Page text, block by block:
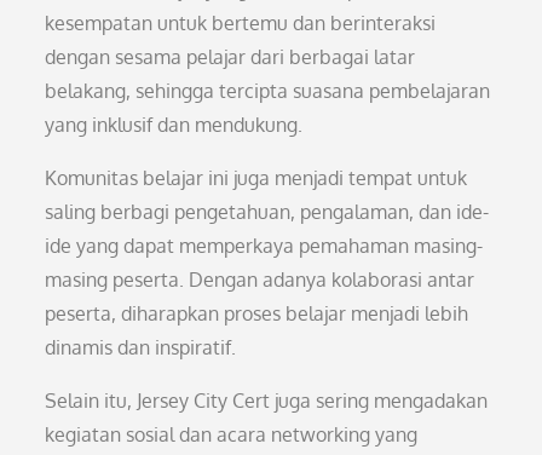
kesempatan untuk bertemu dan berinteraksi
dengan sesama pelajar dari berbagai latar
belakang, sehingga tercipta suasana pembelajaran
yang inklusif dan mendukung.
Komunitas belajar ini juga menjadi tempat untuk
saling berbagi pengetahuan, pengalaman, dan ide-
ide yang dapat memperkaya pemahaman masing-
masing peserta. Dengan adanya kolaborasi antar
peserta, diharapkan proses belajar menjadi lebih
dinamis dan inspiratif.
Selain itu, Jersey City Cert juga sering mengadakan
kegiatan sosial dan acara networking yang